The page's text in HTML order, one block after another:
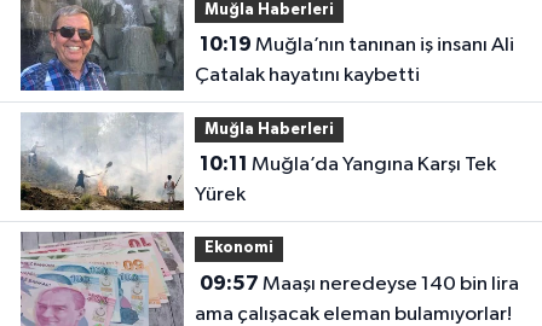
Muğla Haberleri
10:19
Çatalak hayatını kaybetti
Muğla Haberleri
10:11
Yürek
Ekonomi
09:57
ama çalışacak eleman bulamıyorlar!